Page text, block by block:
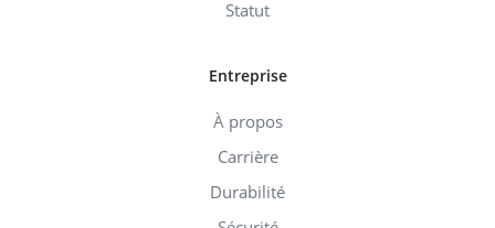
Statut
Entreprise
À propos
Carrière
Durabilité